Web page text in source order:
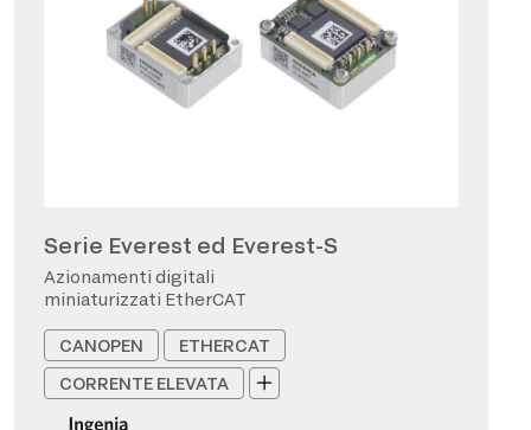
Serie Everest ed Everest-S
Azionamenti digitali
miniaturizzati EtherCAT
CANOPEN
ETHERCAT
CORRENTE ELEVATA